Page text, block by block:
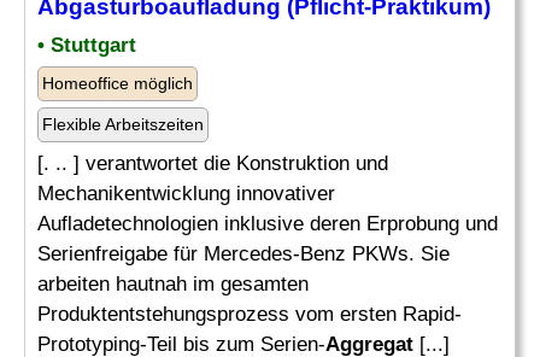
Abgasturboaufladung (Pflicht-Praktikum)
• Stuttgart
Homeoffice möglich
Flexible Arbeitszeiten
[. .. ] verantwortet die Konstruktion und
Mechanikentwicklung innovativer
Aufladetechnologien inklusive deren Erprobung und
Serienfreigabe für Mercedes-Benz PKWs. Sie
arbeiten hautnah im gesamten
Produktentstehungsprozess vom ersten Rapid-
Prototyping-Teil bis zum Serien-Aggregat [...]